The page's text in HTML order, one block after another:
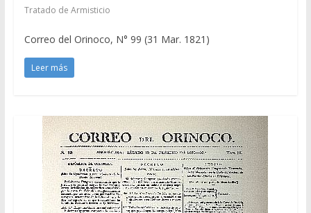
Tratado de Armisticio
Correo del Orinoco, N° 99 (31 Mar. 1821)
Leer más